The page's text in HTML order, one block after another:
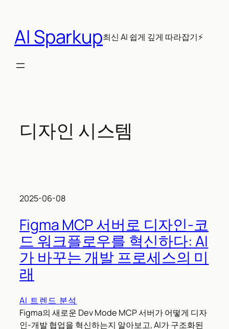
AI Sparkup최신 AI 쉽게 깊게 따라잡기⚡
디자인 시스템
2025-06-08
Figma MCP 서버로 디자인-코
드 워크플로우를 혁신하다: AI
가 바꾸는 개발 프로세스의 미
래
AI 트렌드 분석
Figma의 새로운 Dev Mode MCP 서버가 어떻게 디자
인-개발 협업을 혁신하는지 알아보고, AI가 구조화된